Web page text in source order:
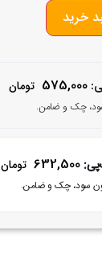
خرید
575,000 تومان
632,500 تومان